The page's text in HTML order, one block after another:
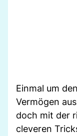
Einmal um
Vermögen
doch mit der
cleveren